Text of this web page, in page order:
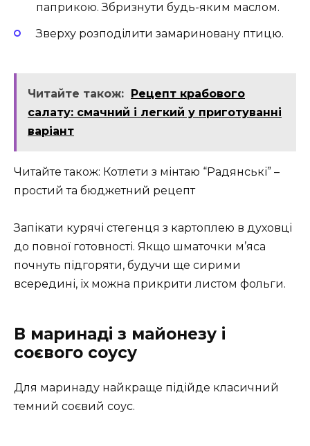
паприкою. Збризнути будь-яким маслом.
Зверху розподілити замариновану птицю.
Читайте також: Рецепт крабового
салату: смачний і легкий у приготуванні
варіант
Читайте також: Котлети з мінтаю “Радянські” –
простий та бюджетний рецепт
Запікати курячі стегенця з картоплею в духовці
до повної готовності. Якщо шматочки м’яса
почнуть підгоряти, будучи ще сирими
всередині, їх можна прикрити листом фольги.
В маринаді з майонезу і
соєвого соусу
Для маринаду найкраще підійде класичний
темний соєвий соус.